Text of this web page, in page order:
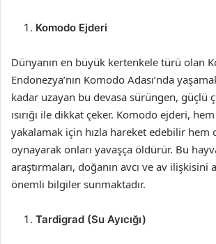
Komodo Ejderi
Dünyanın en büyük kertenkele türü olan
Endonezya’nın Komodo Adası’nda
kadar uzayan bu devasa sürüngen, güçlü
ısırığı ile dikkat çeker. Komodo ejderi, hem
yakalamak için hızla hareket edebilir hem
oynayarak onları yavaşça öldürür. Bu
araştırmaları, doğanın avcı ve av ilişkisini
önemli bilgiler sunmaktadır.
Tardigrad (Su Ayıcığı)